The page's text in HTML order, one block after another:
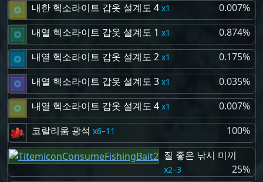
내한 헥소라이트 갑옷 설계도 4
1
0.007%
내열 헥소라이트 갑옷 설계도 1
1
0.874%
내열 헥소라이트 갑옷 설계도 2
1
0.175%
내열 헥소라이트 갑옷 설계도 3
1
0.035%
내열 헥소라이트 갑옷 설계도 4
1
0.007%
코랄리움 광석
6–11
100%
질 좋은 낚시 미끼
2–3
25%